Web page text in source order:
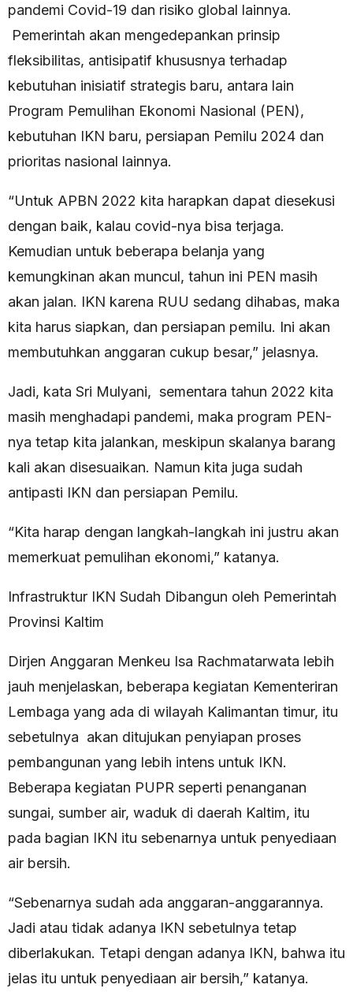
pandemi Covid-19 dan risiko global lainnya.
Pemerintah akan mengedepankan prinsip
fleksibilitas, antisipatif khususnya terhadap
kebutuhan inisiatif strategis baru, antara lain
Program Pemulihan Ekonomi Nasional (PEN),
kebutuhan IKN baru, persiapan Pemilu 2024 dan
prioritas nasional lainnya.
“Untuk APBN 2022 kita harapkan dapat diesekusi
dengan baik, kalau covid-nya bisa terjaga.
Kemudian untuk beberapa belanja yang
kemungkinan akan muncul, tahun ini PEN masih
akan jalan. IKN karena RUU sedang dihabas, maka
kita harus siapkan, dan persiapan pemilu. Ini akan
membutuhkan anggaran cukup besar,” jelasnya.
Jadi, kata Sri Mulyani, sementara tahun 2022 kita
masih menghadapi pandemi, maka program PEN-
nya tetap kita jalankan, meskipun skalanya barang
kali akan disesuaikan. Namun kita juga sudah
antipasti IKN dan persiapan Pemilu.
“Kita harap dengan langkah-langkah ini justru akan
memerkuat pemulihan ekonomi,” katanya.
Infrastruktur IKN Sudah Dibangun oleh Pemerintah
Provinsi Kaltim
Dirjen Anggaran Menkeu Isa Rachmatarwata lebih
jauh menjelaskan, beberapa kegiatan Kementeriran
Lembaga yang ada di wilayah Kalimantan timur, itu
sebetulnya akan ditujukan penyiapan proses
pembangunan yang lebih intens untuk IKN.
Beberapa kegiatan PUPR seperti penanganan
sungai, sumber air, waduk di daerah Kaltim, itu
pada bagian IKN itu sebenarnya untuk penyediaan
air bersih.
“Sebenarnya sudah ada anggaran-anggarannya.
Jadi atau tidak adanya IKN sebetulnya tetap
diberlakukan. Tetapi dengan adanya IKN, bahwa itu
jelas itu untuk penyediaan air bersih,” katanya.